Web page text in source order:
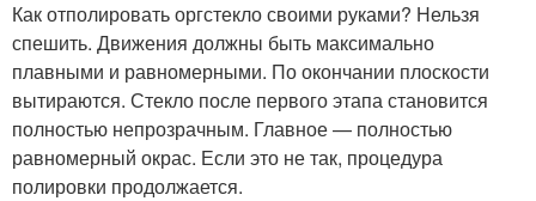
Как отполировать оргстекло своими руками? Нельзя
спешить. Движения должны быть максимально
плавными и равномерными. По окончании плоскости
вытираются. Стекло после первого этапа становится
полностью непрозрачным. Главное — полностью
равномерный окрас. Если это не так, процедура
полировки продолжается.